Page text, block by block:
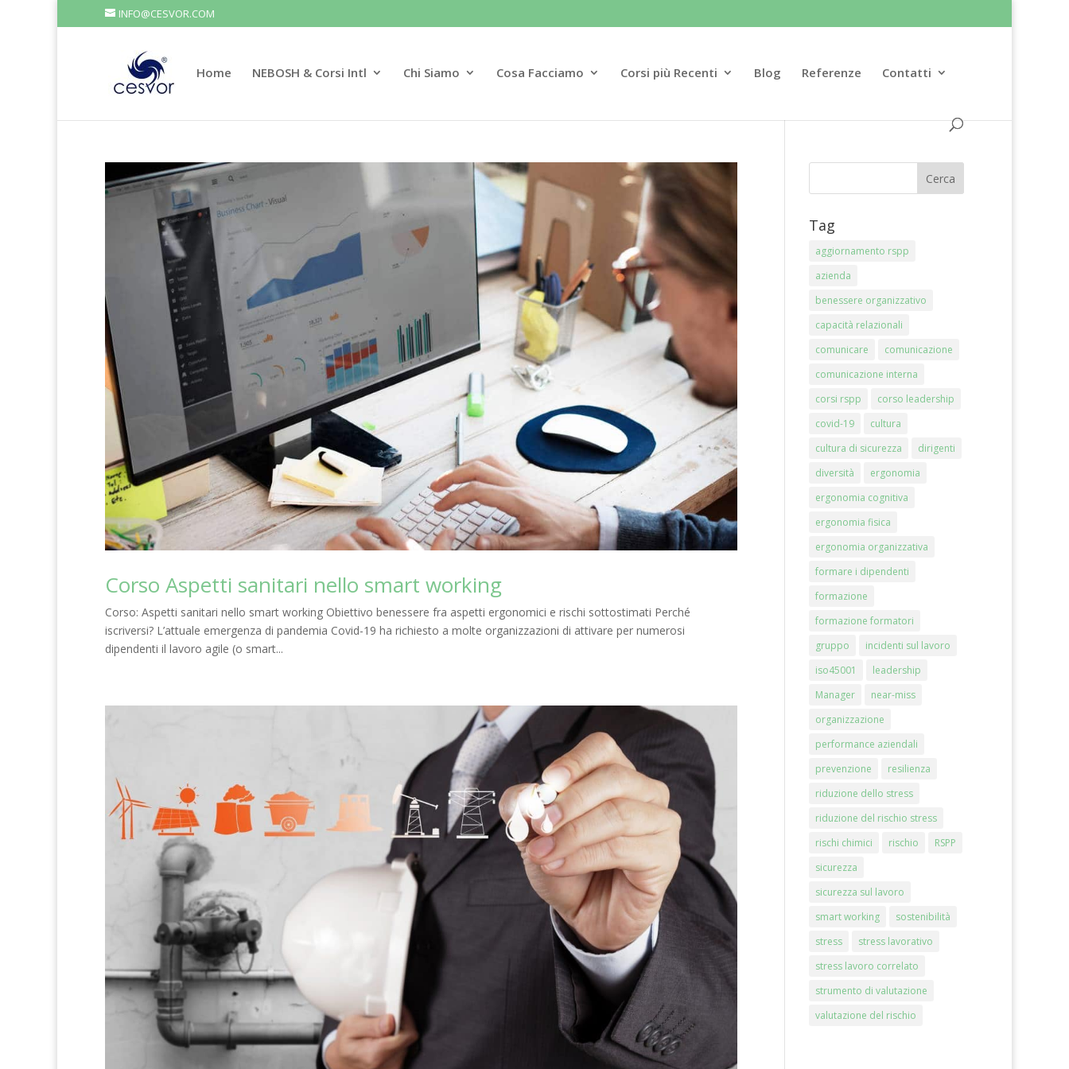
INFO@CESVOR.COM
Home NEBOSH & Corsi Intl Chi Siamo Cosa Facciamo Corsi più Recenti Blog Referenze Contatti
Corso Aspetti sanitari nello smart working
Corso: Aspetti sanitari nello smart working Obiettivo benessere fra aspetti ergonomici e rischi sottostimati Perché
iscriversi? L’attuale emergenza di pandemia Covid-19 ha richiesto a molte organizzazioni di attivare per numerosi
dipendenti il lavoro agile (o smart...
Tag
aggiornamento rspp
azienda
benessere organizzativo
capacità relazionali
comunicare
comunicazione
comunicazione interna
corsi rspp
corso leadership
covid-19
cultura
cultura di sicurezza
dirigenti
diversità
ergonomia
ergonomia cognitiva
ergonomia fisica
ergonomia organizzativa
formare i dipendenti
formazione
formazione formatori
gruppo
incidenti sul lavoro
iso45001
leadership
Manager
near-miss
organizzazione
performance aziendali
prevenzione
resilienza
riduzione dello stress
riduzione del rischio stress
rischi chimici
rischio
RSPP
sicurezza
sicurezza sul lavoro
smart working
sostenibilità
stress
stress lavorativo
stress lavoro correlato
strumento di valutazione
valutazione del rischio